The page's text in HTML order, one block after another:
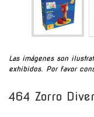
Las imágenes son
exhibidos. Por favor
464 Zorro